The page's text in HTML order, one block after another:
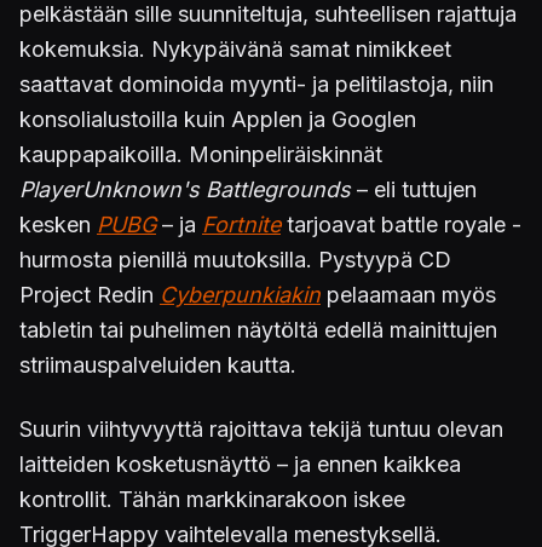
pelkästään sille suunniteltuja, suhteellisen rajattuja
kokemuksia. Nykypäivänä samat nimikkeet
saattavat dominoida myynti- ja pelitilastoja, niin
konsolialustoilla kuin Applen ja Googlen
kauppapaikoilla. Moninpeliräiskinnät
PlayerUnknown's Battlegrounds– eli tuttujen
kesken PUBG– ja Fortnitetarjoavat battle royale -
hurmosta pienillä muutoksilla. Pystyypä CD
Project Redin Cyberpunkiakin pelaamaan myös
tabletin tai puhelimen näytöltä edellä mainittujen
striimauspalveluiden kautta.
Suurin viihtyvyyttä rajoittava tekijä tuntuu olevan
laitteiden kosketusnäyttö – ja ennen kaikkea
kontrollit. Tähän markkinarakoon iskee
TriggerHappy vaihtelevalla menestyksellä.